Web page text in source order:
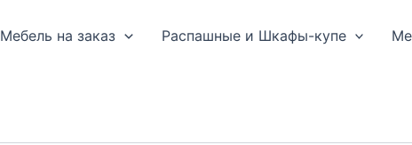
Мебель на заказ Распашные и Шкафы-купе